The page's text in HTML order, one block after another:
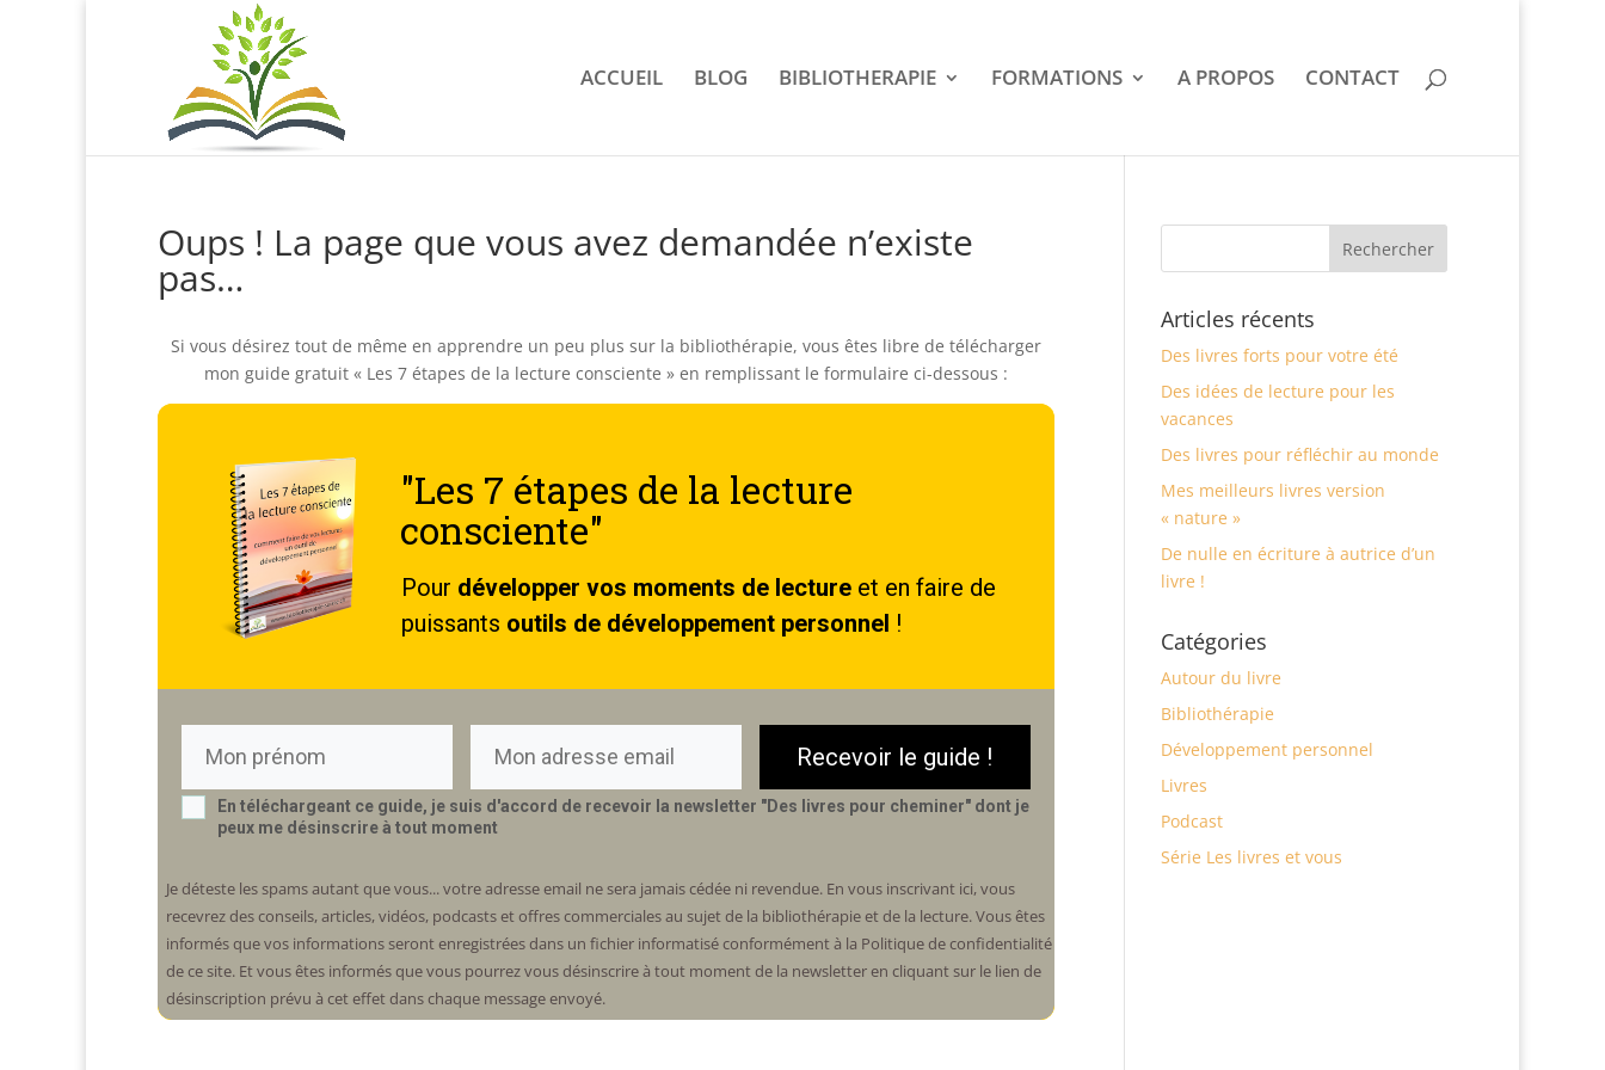
ACCUEIL BLOG BIBLIOTHERAPIE FORMATIONS A PROPOS CONTACT
Oups ! La page que vous avez demandée n’existe
pas…
Si vous désirez tout de même en apprendre un peu plus sur la bibliothérapie, vous êtes libre de télécharger
mon guide gratuit « Les 7 étapes de la lecture consciente » en remplissant le formulaire ci-dessous :
"Les 7 étapes de la lecture
consciente"
Pour développer vos moments de lectureet en faire de
puissants outils de développement personnel !
Recevoir le guide !
En téléchargeant ce guide, je suis d'accord de recevoir la newsletter "Des livres pour cheminer" dont je
peux me désinscrire à tout moment
Je déteste les spams autant que vous... votre adresse email ne sera jamais cédée ni revendue. En vous inscrivant ici, vous
recevrez des conseils, articles, vidéos, podcasts et offres commerciales au sujet de la bibliothérapie et de la lecture. Vous êtes
informés que vos informations seront enregistrées dans un fichier informatisé conformément à la Politique de confidentialité
de ce site. Et vous êtes informés que vous pourrez vous désinscrire à tout moment de la newsletter en cliquant sur le lien de
désinscription prévu à cet effet dans chaque message envoyé.
Articles récents
Des livres forts pour votre été
Des idées de lecture pour les
vacances
Des livres pour réfléchir au monde
Mes meilleurs livres version
« nature »
De nulle en écriture à autrice d’un
livre !
Catégories
Autour du livre
Bibliothérapie
Développement personnel
Livres
Podcast
Série Les livres et vous